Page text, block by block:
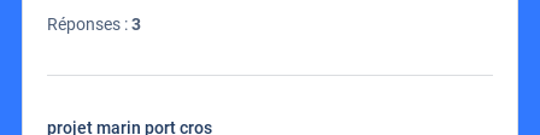
Réponses :3
projet marin port cros